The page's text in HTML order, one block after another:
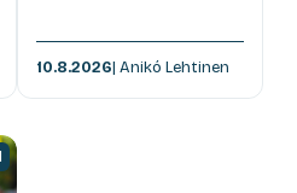
10.8.2026| Anikó Lehtinen